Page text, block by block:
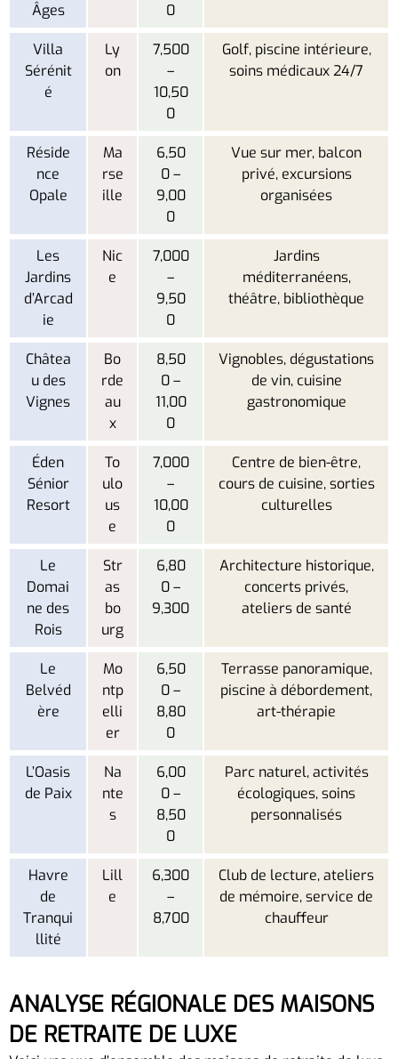
Âges
0
Villa
Sérénit
é
Ly
on
7,500
–
10,50
0
Golf, piscine intérieure,
soins médicaux 24/7
Réside
nce
Opale
Ma
rse
ille
6,50
0 –
9,00
0
Vue sur mer, balcon
privé, excursions
organisées
Les
Jardins
d’Arcad
ie
Nic
e
7,000
–
9,50
0
Jardins
méditerranéens,
théâtre, bibliothèque
Châtea
u des
Vignes
Bo
rde
au
x
8,50
0 –
11,00
0
Vignobles, dégustations
de vin, cuisine
gastronomique
Éden
Sénior
Resort
To
ulo
us
e
7,000
–
10,00
0
Centre de bien-être,
cours de cuisine, sorties
culturelles
Le
Domai
ne des
Rois
Str
as
bo
urg
6,80
0 –
9,300
Architecture historique,
concerts privés,
ateliers de santé
Le
Belvéd
ère
Mo
ntp
elli
er
6,50
0 –
8,80
0
Terrasse panoramique,
piscine à débordement,
art-thérapie
L’Oasis
de Paix
Na
nte
s
6,00
0 –
8,50
0
Parc naturel, activités
écologiques, soins
personnalisés
Havre
de
Tranqui
llité
Lill
e
6,300
–
8,700
Club de lecture, ateliers
de mémoire, service de
chauffeur
ANALYSE RÉGIONALE DES MAISONS
DE RETRAITE DE LUXE